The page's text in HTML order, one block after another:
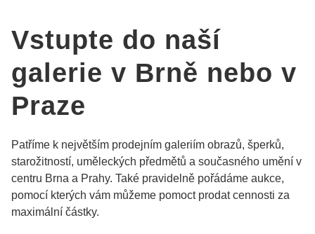
Vstupte do naší
galerie v Brně nebo v
Praze
Patříme k největším prodejním galeriím obrazů, šperků,
starožitností, uměleckých předmětů a současného umění v
centru Brna a Prahy. Také pravidelně pořádáme aukce,
pomocí kterých vám můžeme pomoct prodat cennosti za
maximální částky.